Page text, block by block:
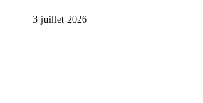
3 juillet 2026